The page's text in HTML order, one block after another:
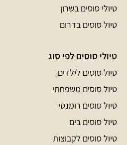
טיולי סוסים בשרון
טיול סוסים בדרום
טיולי סוסים לפי סוג
טיול סוסים לילדים
טיול סוסים משפחתי
טיול סוסים רומנטי
טיול סוסים בים
טיול סוסים לקבוצות